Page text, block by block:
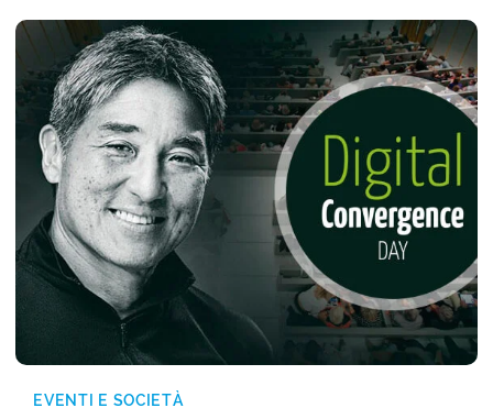
EVENTI E SOCIETÀ